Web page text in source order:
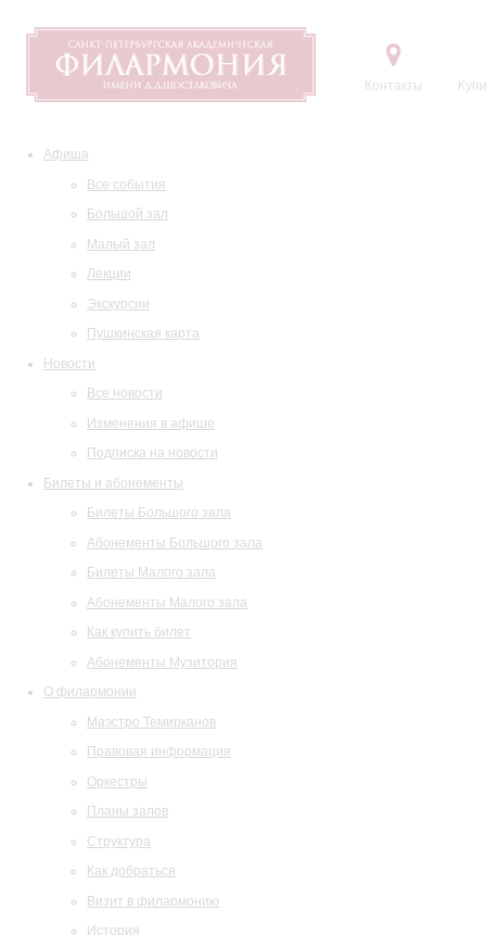
Контакты
Афиша
Все события
Большой зал
Малый зал
Лекции
Экскурсии
Пушкинская карта
Новости
Все новости
Изменения в афише
Подписка на новости
Билеты и абонементы
Билеты Большого зала
Абонементы Большого зала
Билеты Малого зала
Абонементы Малого зала
Как купить билет
Абонементы Музитория
О филармонии
Маэстро Темирканов
Правовая информация
Оркестры
Планы залов
Структура
Как добраться
Визит в филармонию
История